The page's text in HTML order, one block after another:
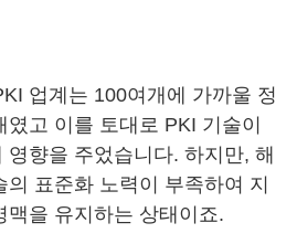
업계는 100여개에 가까울 정
였고 이를 토대로 PKI 기술이
영향을 주었습니다. 하지만, 해
표준화 노력이 부족하여 지
맥을 유지하는 상태이죠.